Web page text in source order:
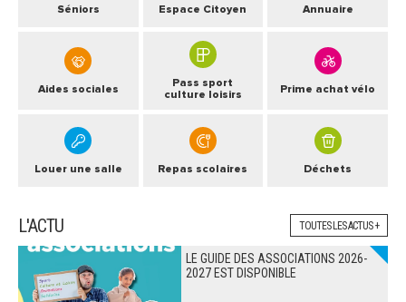
Séniors Espace Citoyen Annuaire
Aides sociales
Pass sport
culture loisirs
Prime achat vélo
Louer une salle Repas scolaires Déchets
L'ACTU TOUTES LES ACTUS +
LE GUIDE DES ASSOCIATIONS 2026-
2027 EST DISPONIBLE